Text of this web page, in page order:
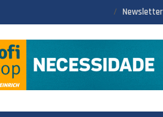
Newsletter